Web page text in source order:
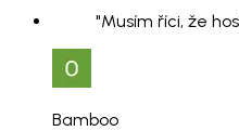
"Musím říci, že
Bamboo